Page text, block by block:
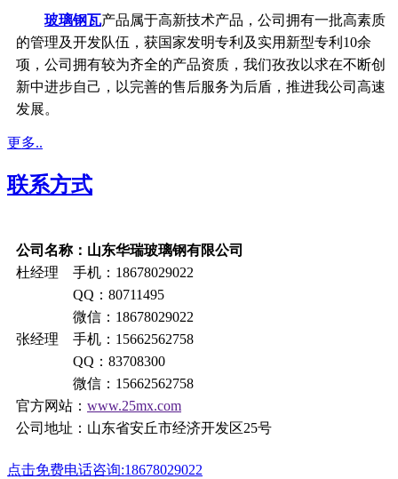
玻璃钢瓦产品属于高新技术产品，公司拥有一批高素质
的管理及开发队伍，获国家发明专利及实用新型专利10余
项，公司拥有较为齐全的产品资质，我们孜孜以求在不断创
新中进步自己，以完善的售后服务为后盾，推进我公司高速
发展。
更多..
联系方式
公司名称：山东华瑞玻璃钢有限公司
杜经理 手机：18678029022
QQ：80711495
微信：18678029022
张经理 手机：15662562758
QQ：83708300
微信：15662562758
官方网站： www.25mx.com
公司地址：山东省安丘市经济开发区25号
点击免费电话咨询:18678029022